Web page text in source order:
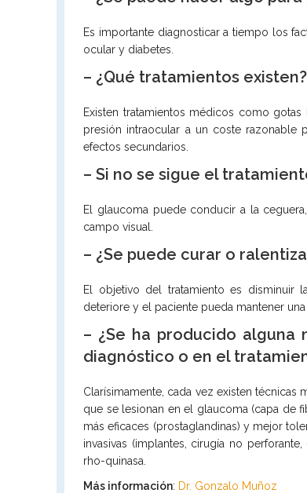
Es importante diagnosticar a tiempo los
ocular y diabetes.
– ¿Qué tratamientos existen?
Existen tratamientos médicos como
presión intraocular a un coste
efectos secundarios.
– Si no se sigue el
El glaucoma puede conducir a la
campo visual.
– ¿Se puede curar o
El objetivo del tratamiento es disminuir
deteriore y el paciente pueda mantener
– ¿Se ha producido
diagnóstico o en el
Clarísimamente, cada vez existen técnicas
que se lesionan en el glaucoma (capa de
más eficaces (prostaglandinas) y mejor
invasivas (implantes, cirugía no
rho-quinasa.
Más información: Dr. Gonzalo Muñoz